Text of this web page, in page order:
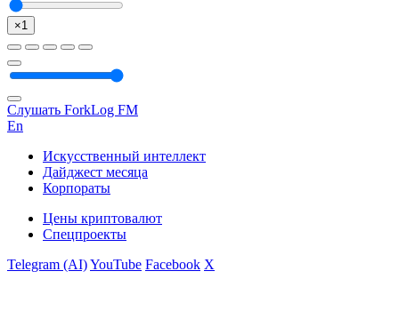
×1
Слушать ForkLog FM
En
Искусственный интеллект
Дайджест месяца
Корпораты
Цены криптовалют
Спецпроекты
Telegram (AI)YouTube Facebook X